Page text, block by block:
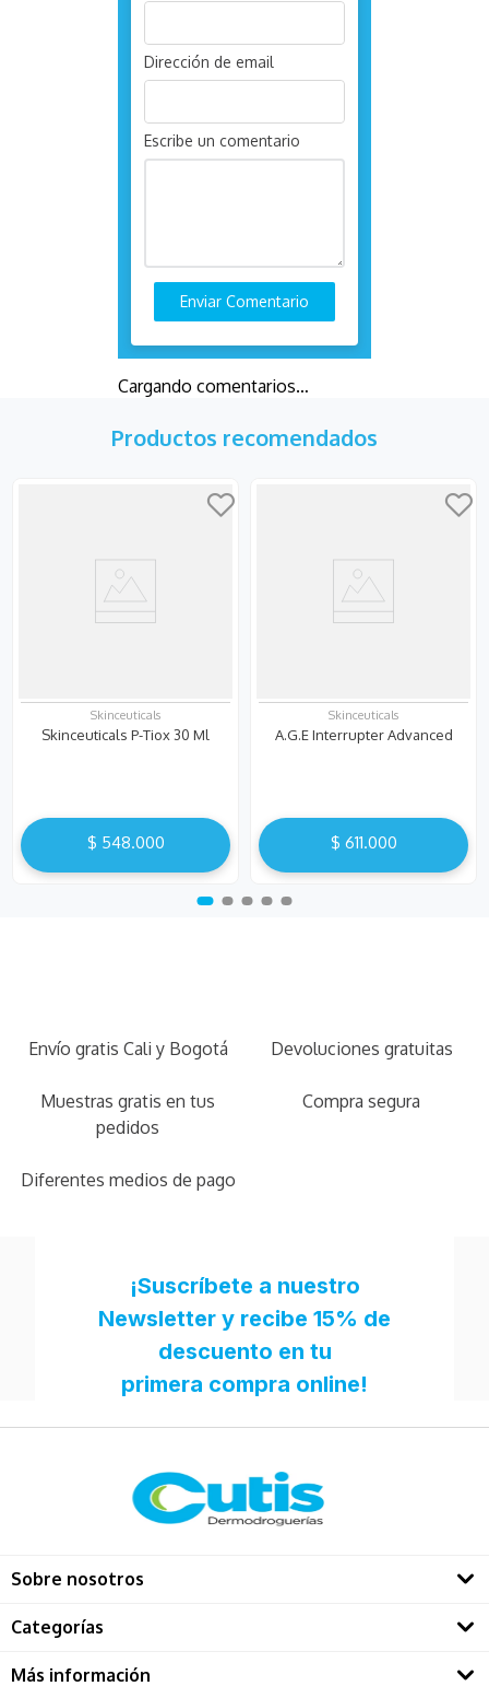
Dirección de email
Escribe un comentario
Enviar Comentario
Cargando comentarios…
Productos recomendados
Skinceuticals
Skinceuticals P-Tiox 30 Ml
$ 548.000
Skinceuticals
A.G.E Interrupter Advanced
$ 611.000
Envío gratis Cali y Bogotá Devoluciones gratuitas
Muestras gratis en tus
pedidos
Compra segura
Diferentes medios de pago
Sobre nosotros
Quienes somos
Categorías
Rostro
Más información